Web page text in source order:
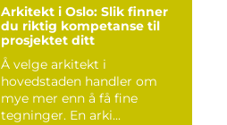
Arkitekt i Oslo: Slik finner
du riktig kompetanse til
prosjektet ditt
Å velge arkitekt i
hovedstaden handler om
mye mer enn å få fine
tegninger. En arki...